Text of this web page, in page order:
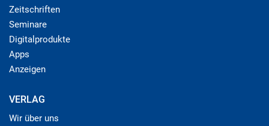
Zeitschriften
Seminare
Digitalprodukte
Apps
Anzeigen
VERLAG
Wir über uns